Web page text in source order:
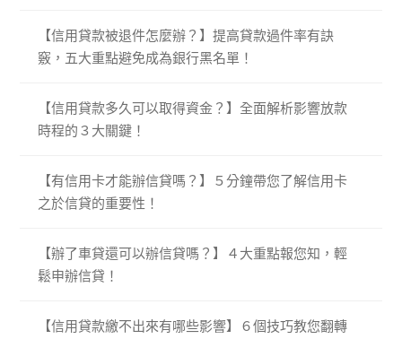
【信用貸款被退件怎麼辦？】提高貸款過件率有訣
竅，五大重點避免成為銀行黑名單！
【信用貸款多久可以取得資金？】全面解析影響放款
時程的３大關鍵！
【有信用卡才能辦信貸嗎？】５分鐘帶您了解信用卡
之於信貸的重要性！
【辦了車貸還可以辦信貸嗎？】４大重點報您知，輕
鬆申辦信貸！
【信用貸款繳不出來有哪些影響】６個技巧教您翻轉